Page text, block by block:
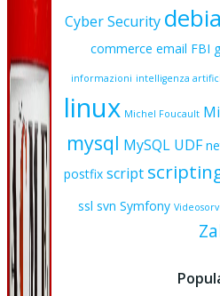
Cyber Security
commerce email FBI
informazioni intelligenza
linux Michel Foucault
mysql MySQL UDF
postfix script
ssl svn Symfony